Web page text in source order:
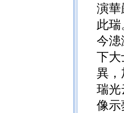
演華
此瑞
今漶
下大
異，
瑞光
像示